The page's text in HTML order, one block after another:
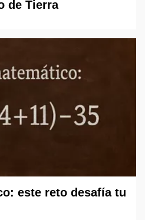
de Tierra
este reto desafía tu